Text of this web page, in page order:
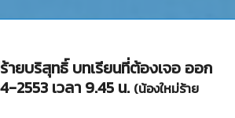
ายบริสุทธิ์ บทเรียนที่ต้องเจอ ออก
2553 เวลา 9.45 น. (น้องใหม่ร้าย